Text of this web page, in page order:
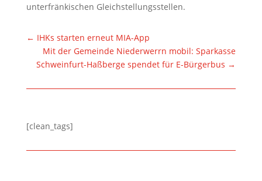
unterfränkischen Gleichstellungsstellen.
← IHKs starten erneut MIA-App
Mit der Gemeinde Niederwerrn mobil: Sparkasse
Schweinfurt-Haßberge spendet für E-Bürgerbus →
[clean_tags]